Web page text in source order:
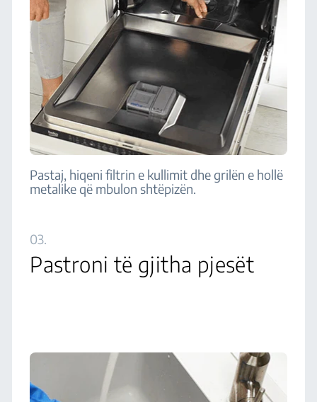
Pastaj, hiqeni filtrin e kullimit dhe grilën e hollë
metalike që mbulon shtëpizën.
03.
Pastroni të gjitha pjesët